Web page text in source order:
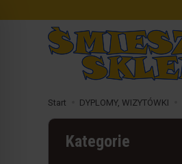
Start DYPLOMY, WIZYTÓWKI
Kategorie